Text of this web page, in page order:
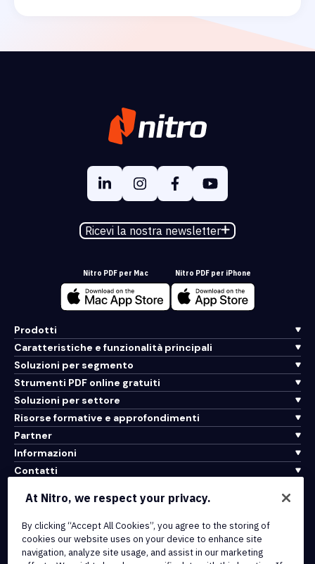
Ricevi la nostra newsletter
Nitro PDF per Mac Nitro PDF per iPhone
Prodotti
Caratteristiche e funzionalità principali
Soluzioni per segmento
Strumenti PDF online gratuiti
Soluzioni per settore
Risorse formative e approfondimenti
Partner
Informazioni
Contatti
Integrazioni e connettività API
Termini di servizio
Politica sui cookie
At Nitro, we respect your privacy.
By clicking “Accept All Cookies”, you agree to the storing of
cookies our website uses on your device to enhance site
navigation, analyze site usage, and assist in our marketing